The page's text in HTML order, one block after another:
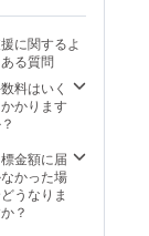
ウンか
ら塗料3
色、デ
ザイ
ン、文
字色を
さい。 ︎
【お礼
のメッ
支援者1
人のみ
・支援
時、必
ず備考
欄に希
前をご
記入く
ださ
に関するよ
ある質問
料はいく
かります
金額に届
かった場
うなりま
？